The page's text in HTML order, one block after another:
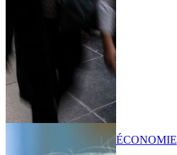
ÉCONOMIE